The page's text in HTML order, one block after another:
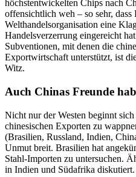
höchstentwickelten Chips nach
offensichtlich weh – so sehr, dass
Welthandelsorganisation eine
Handelsverzerrung eingereicht
Subventionen, mit denen die
Exportwirtschaft unterstützt, ist
Witz.
Auch Chinas Freunde
Nicht nur der Westen beginnt
chinesischen Exporten zu
(Brasilien, Russland, Indien,
Unmut breit. Brasilien hat
Stahl-Importen zu untersuchen.
in Indien und Südafrika